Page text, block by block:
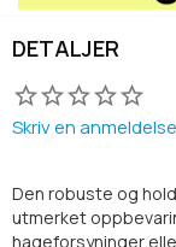
DETALJER
Skriv en anmeldelse
Den robuste og
utmerket
hageforsyninger